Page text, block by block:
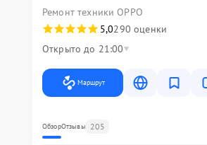
Ремонт техники OPPO
5,0290 оценки
Открыто до 21:00
Маршрут
ОбзорОтзывы 205